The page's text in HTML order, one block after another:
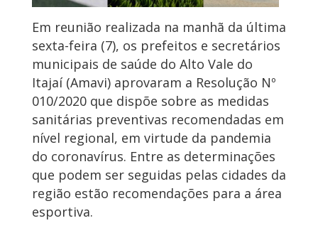
Em reunião realizada na manhã da última
sexta-feira (7), os prefeitos e secretários
municipais de saúde do Alto Vale do
Itajaí (Amavi) aprovaram a Resolução Nº
010/2020 que dispõe sobre as medidas
sanitárias preventivas recomendadas em
nível regional, em virtude da pandemia
do coronavírus. Entre as determinações
que podem ser seguidas pelas cidades da
região estão recomendações para a área
esportiva.